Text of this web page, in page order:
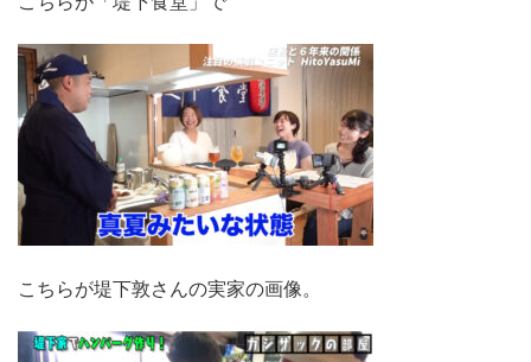
こちらが堤下敦さんの実家の画像。